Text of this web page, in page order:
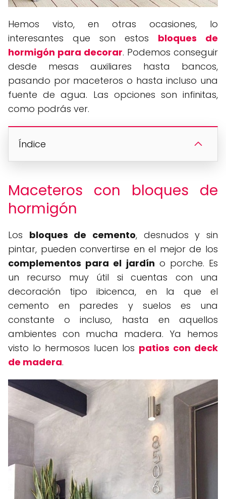
Hemos visto, en otras ocasiones, lo
interesantes que son estos bloques de
hormigón para decorar. Podemos conseguir
desde mesas auxiliares hasta bancos,
pasando por maceteros o hasta incluso una
fuente de agua. Las opciones son infinitas,
como podrás ver.
Índice
Maceteros con bloques de
hormigón
Los bloques de cemento, desnudos y sin
pintar, pueden convertirse en el mejor de los
complementos para el jardín o porche. Es
un recurso muy útil si cuentas con una
decoración tipo ibicenca, en la que el
cemento en paredes y suelos es una
constante o incluso, hasta en aquellos
ambientes con mucha madera. Ya hemos
visto lo hermosos lucen los patios con deck
de madera.